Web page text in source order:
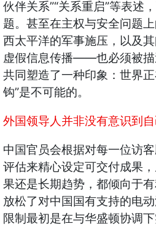
伙伴关系”“关系重启”等表述
题。甚至在主权与安全问题
西太平洋的军事施压，以及
虚假信息传播——也必须被
共同塑造了一种印象：世界
钩”是不可能的。
外国领导人并非没有意识到自
中国官员会根据对每一位访
评估来精心设定可交付成果
果还是长期趋势，都倾向于
放松了对中国国有支持的电
限制最初是在与华盛顿协调